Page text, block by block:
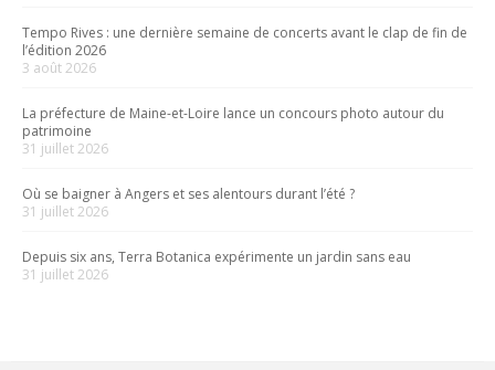
Tempo Rives : une dernière semaine de concerts avant le clap de fin de
l’édition 2026
3 août 2026
La préfecture de Maine-et-Loire lance un concours photo autour du
patrimoine
31 juillet 2026
Où se baigner à Angers et ses alentours durant l’été ?
31 juillet 2026
Depuis six ans, Terra Botanica expérimente un jardin sans eau
31 juillet 2026